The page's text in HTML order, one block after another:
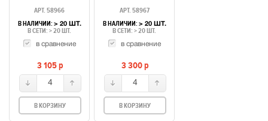
АРТ. 58966
В НАЛИЧИИ: > 20 ШТ.
В СЕТИ: > 20 ШТ.
в сравнение
3 105p
4
В КОРЗИНУ
АРТ. 58967
В НАЛИЧИИ: > 20 ШТ.
В СЕТИ: > 20 ШТ.
в сравнение
3 300p
4
В КОРЗИНУ